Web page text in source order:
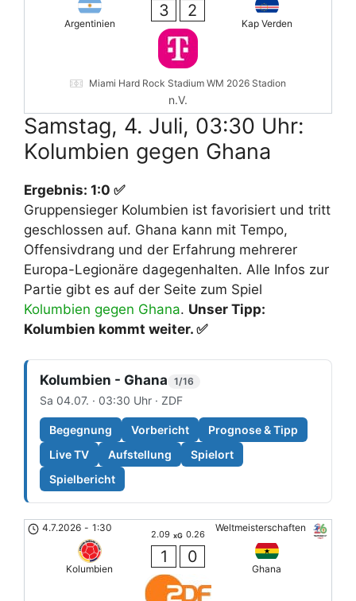
Argentinien
3 2
Kap Verden
Miami Hard Rock Stadium WM 2026 Stadion
n.V.
Samstag, 4. Juli, 03:30 Uhr:
Kolumbien gegen Ghana
Ergebnis: 1:0 ✅
Gruppensieger Kolumbien ist favorisiert und tritt
geschlossen auf. Ghana kann mit Tempo,
Offensivdrang und der Erfahrung mehrerer
Europa-Legionäre dagegenhalten. Alle Infos zur
Partie gibt es auf der Seite zum Spiel
Kolumbien gegen Ghana. Unser Tipp:
Kolumbien kommt weiter. ✅
Kolumbien - Ghana 1/16
Sa 04.07. · 03:30 Uhr · ZDF
Begegnung Vorbericht
Prognose & Tipp
Live TV
Aufstellung
Spielort
Spielbericht
Weltmeisterschaften
4.7.2026 - 1:30
Kolumbien
2.09 xG 0.26
1 0
Ghana